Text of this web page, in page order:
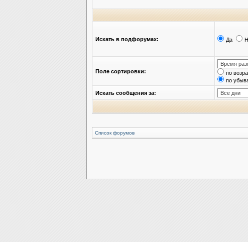
Искать в подфорумах: Да
Поле сортировки:
по
по
Искать сообщения за:
Список форумов